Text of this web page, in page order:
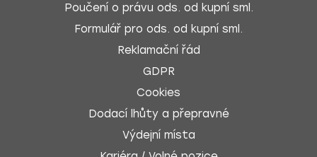
Poučení o právu ods. od kupní sml.
Formulář pro ods. od kupní sml.
Reklamační řád
GDPR
Cookies
Dodací lhůty a přepravné
Výdejní místa